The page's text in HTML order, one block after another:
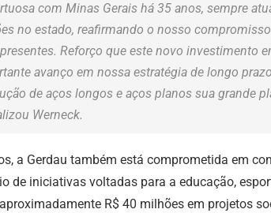
com Minas Gerais há 35 anos, sempre
no estado, reafirmando o nosso
Reforço que este novo investimento
avanço em nossa estratégia de longo
de aços longos e aços planos sua grande
Werneck.
a Gerdau também está comprometida em
de iniciativas voltadas para a educação,
R$ 40 milhões em projetos